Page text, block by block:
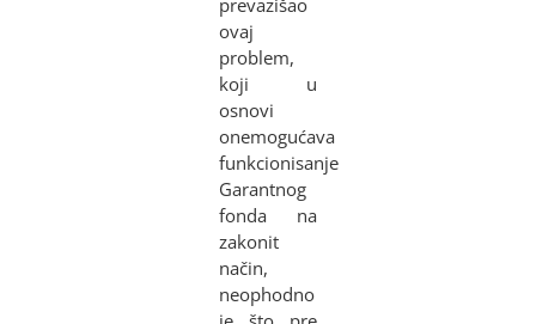
ovaj
problem,
koji u
osnovi
onemogućava
funkcionisanje
Garantnog
fonda na
zakonit
način,
neophodno